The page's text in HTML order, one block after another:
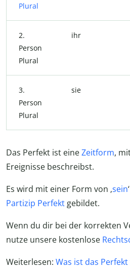
Plural
2.
Person
Plural
ihr
3.
Person
Plural
sie
Das Perfekt ist eineZeitform,
Ereignisse beschreibst.
Es wird mit einer Form von ‚sein
Partizip Perfekt gebildet.
Wenn du dir bei der korrekten
nutze unsere kostenlose
Weiterlesen: Was ist das